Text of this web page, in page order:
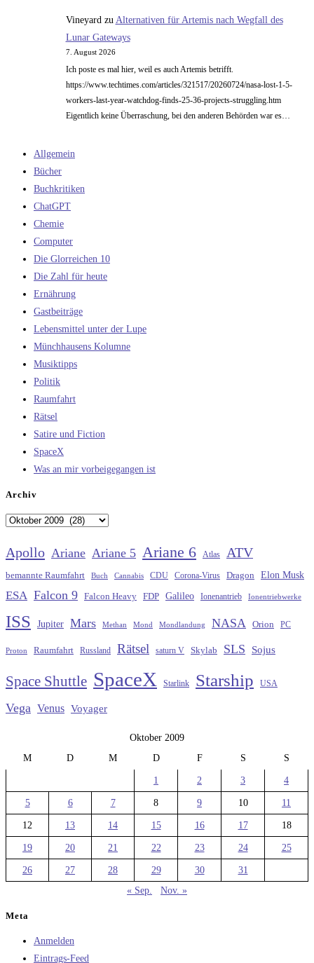
Vineyard zu Alternativen für Artemis nach Wegfall des
Lunar Gateways
7. August 2026
Ich poste es mal hier, weil es auch Artemis betrifft.
https://www.techtimes.com/articles/321517/20260724/nasa-lost-1-5-
workers-last-year-watchdog-finds-25-36-projects-struggling.htm
Eigentlich keine Überraschung, bei den anderen Behörden war es…
Allgemein
Bücher
Buchkritiken
ChatGPT
Chemie
Computer
Die Glorreichen 10
Die Zahl für heute
Ernährung
Gastbeiträge
Lebensmittel unter der Lupe
Münchhausens Kolumne
Musiktipps
Politik
Raumfahrt
Rätsel
Satire und Fiction
SpaceX
Was an mir vorbeigegangen ist
Archiv
Archiv
Apollo Ariane Ariane 5 Ariane 6 Atlas ATV
bemannte Raumfahrt Buch Cannabis CDU Corona-Virus Dragon Elon Musk
ESA Falcon 9 Falcon Heavy FDP Galileo Ionenantrieb Ionentriebwerke
ISS Jupiter Mars Methan Mond Mondlandung NASA Orion PC
Proton Raumfahrt Russland Rätsel saturn V Skylab SLS Sojus
Space Shuttle SpaceX Starlink Starship USA
Vega Venus Voyager
Oktober 2009
M
D M D F S S
1 2 3 4
5 6 7 8 9 10 11
12 13 14 15 16 17 18
19 20 21 22 23 24 25
26 27 28 29 30
31
« Sep.
Nov. »
Meta
Anmelden
Eintrags-Feed